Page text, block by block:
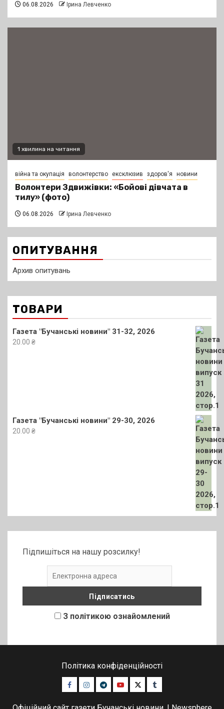
06.08.2026 Ірина Левченко
1 хвилина на читання
війна та окупація волонтерство ексклюзив здоров'я новини
Волонтери Здвижівки: «Бойові дівчата в
тилу» (фото)
06.08.2026 Ірина Левченко
ОПИТУВАННЯ
Архив опитувань
ТОВАРИ
Газета "Бучанські новини" 31-32, 2026
20.00 ₴
Газета "Бучанські новини" 29-30, 2026
20.00 ₴
Підпишіться на нашу розсилку!
З політикою ознайомлений
Політика конфіденційності
Facebook
Instagram
TelegramYoutubeTwitterTumblr